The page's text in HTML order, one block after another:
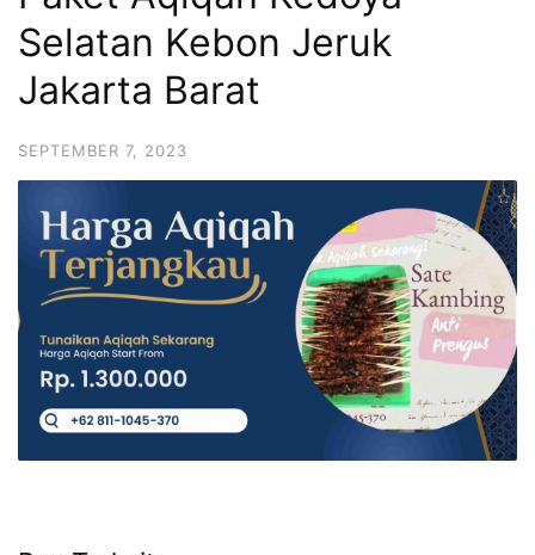
6713
Selatan Kebon Jeruk
Jakarta Barat
SEPTEMBER 7, 2023